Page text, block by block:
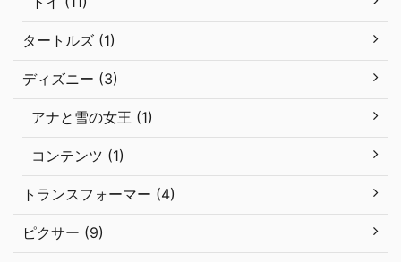
タートルズ (1)
ディズニー (3)
アナと雪の女王 (1)
コンテンツ (1)
トランスフォーマー (4)
ピクサー (9)